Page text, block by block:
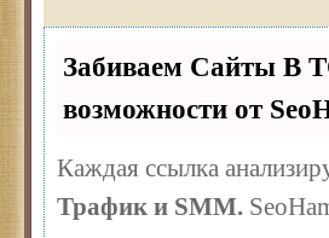
Забиваем Сайты
возможности от
Каждая ссылка
Трафик и SMM.